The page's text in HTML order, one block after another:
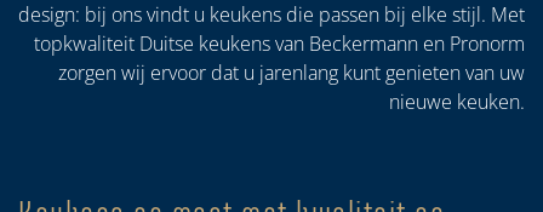
design: bij ons vindt u keukens die passen bij elke stijl. Met
topkwaliteit Duitse keukens van Beckermann en Pronorm
zorgen wij ervoor dat u jarenlang kunt genieten van uw
nieuwe keuken.